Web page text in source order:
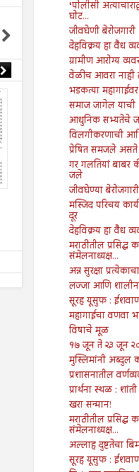
२६ जुलै ते ०१ ऑगस्ट २०२४
7/26/2024
‘पोलीसी
घोट...
जीवघेणी बेरोजगारी
देहविक्रय हा वैध
ग्रामीण आरोग्य
वेळीच आवरा नाही
भडकत्या
समाज जागेल याची
आधुनिक सभ्यतेचे
विलगीकरणाची
प्रेषित समजले
गर गलतियां बाबर
जले
जीवघेण्या
मस्जिद परिचय
दूर
देहविक्रय हा वैध
मराठीतील
संमेलनाध्यक्ष...
अन्न सुरक्षा
लज्जा आणि
सूरह यूसुफ :
महागाईचा वणवा
विषाचे मूळ
१७ जून ते २३ जून
मुस्लिमांनी अब्दुल
प्रशासनातील
प्रार्थना स्थळ :
खरा सन्मान!
मराठीतील
संमेलनाध्यक्ष...
अल्लाह दुष्टतेचा
सूरह यूसुफ :